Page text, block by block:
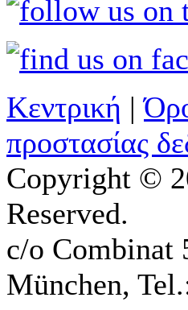
Κεντρική |
προστασίας
Copyright ©
Reserved.
c/o Combinat
München,